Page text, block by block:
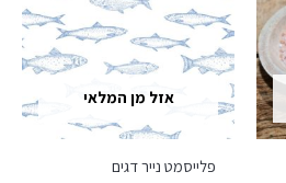
אזל מן המלאי
פלייסמט נייר דגים